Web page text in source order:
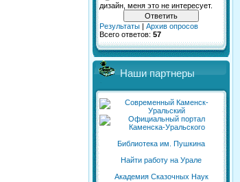
дизайн, меня это не интересует.
Результаты | Архив опросов
Всего ответов: 57
Наши партнеры
Библиотека им. Пушкина
Найти работу на Урале
Академия Сказочных Наук